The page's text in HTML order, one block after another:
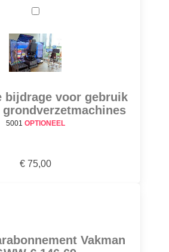
bijdrage voor gebruik
5001 OPTIONEEL
€ 75,00
Vakman